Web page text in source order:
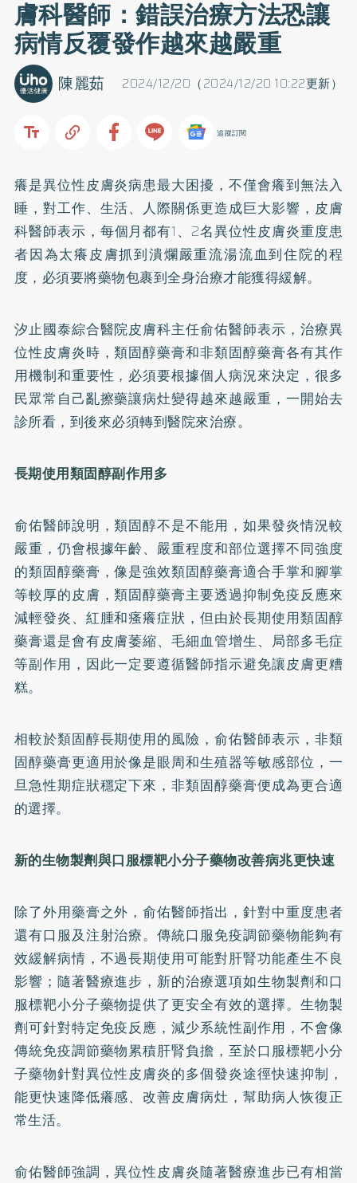
膚科醫師：錯誤治療方法恐讓
病情反覆發作越來越嚴重
2024/12/20（2024/12/20 10:22更新）
陳麗茹
追蹤訂閱
癢是異位性皮膚炎病患最大困擾，不僅會癢到無法入
睡，對工作、生活、人際關係更造成巨大影響，皮膚
科醫師表示，每個月都有1、2名異位性皮膚炎重度患
者因為太癢皮膚抓到潰爛嚴重流湯流血到住院的程
度，必須要將藥物包裹到全身治療才能獲得緩解。
汐止國泰綜合醫院皮膚科主任俞佑醫師表示，治療異
位性皮膚炎時，類固醇藥膏和非類固醇藥膏各有其作
用機制和重要性，必須要根據個人病況來決定，很多
民眾常自己亂擦藥讓病灶變得越來越嚴重，一開始去
診所看，到後來必須轉到醫院來治療。
長期使用類固醇副作用多
俞佑醫師說明，類固醇不是不能用，如果發炎情況較
嚴重，仍會根據年齡、嚴重程度和部位選擇不同強度
的類固醇藥膏，像是強效類固醇藥膏適合手掌和腳掌
等較厚的皮膚，類固醇藥膏主要透過抑制免疫反應來
減輕發炎、紅腫和瘙癢症狀，但由於長期使用類固醇
藥膏還是會有皮膚萎縮、毛細血管增生、局部多毛症
等副作用，因此一定要遵循醫師指示避免讓皮膚更糟
糕。
相較於類固醇長期使用的風險，俞佑醫師表示，非類
固醇藥膏更適用於像是眼周和生殖器等敏感部位，一
旦急性期症狀穩定下來，非類固醇藥膏便成為更合適
的選擇。
新的生物製劑與口服標靶小分子藥物改善病兆更快速
除了外用藥膏之外，俞佑醫師指出，針對中重度患者
還有口服及注射治療。傳統口服免疫調節藥物能夠有
效緩解病情，不過長期使用可能對肝腎功能產生不良
影響；隨著醫療進步，新的治療選項如生物製劑和口
服標靶小分子藥物提供了更安全有效的選擇。生物製
劑可針對特定免疫反應，減少系統性副作用，不會像
傳統免疫調節藥物累積肝腎負擔，至於口服標靶小分
子藥物針對異位性皮膚炎的多個發炎途徑快速抑制，
能更快速降低癢感、改善皮膚病灶，幫助病人恢復正
常生活。
俞佑醫師強調，異位性皮膚炎隨著醫療進步已有相當